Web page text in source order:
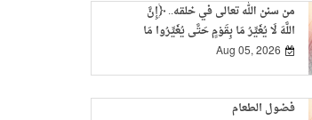
من سنن الله تعالى في خلقه.. ﴿إِنَّ
اللَّهَ لَا يُغَيِّرُ مَا بِقَوْمٍ حَتَّى يُغَيِّرُوا مَا
بِأَنْفُسِهِمْ﴾
Aug 05, 2026
فضول الطعام